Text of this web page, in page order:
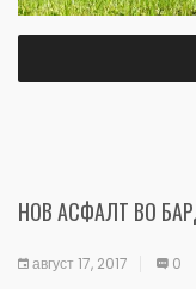
НОВ АСФАЛТ ВО
август 17, 2017 0